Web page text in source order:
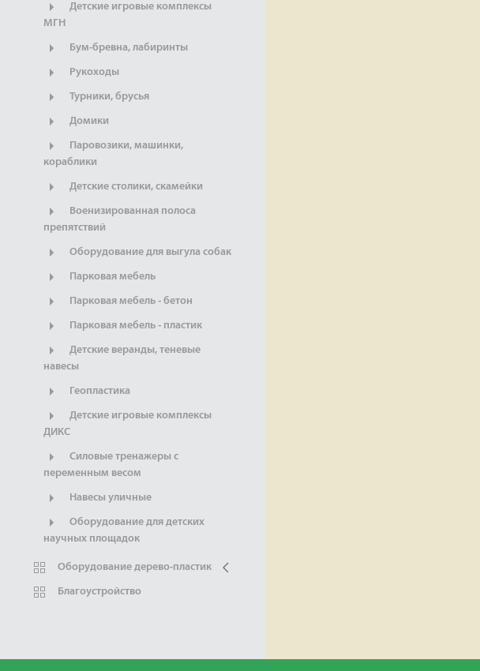
Детские игровые комплексы
МГН
Бум-бревна, лабиринты
Рукоходы
Турники, брусья
Домики
Паровозики, машинки,
кораблики
Детские столики, скамейки
Военизированная полоса
препятствий
Оборудование для выгула собак
Парковая мебель
Парковая мебель - бетон
Парковая мебель - пластик
Детские веранды, теневые
навесы
Геопластика
Детские игровые комплексы
ДИКС
Силовые тренажеры с
переменным весом
Навесы уличные
Оборудование для детских
научных площадок
Оборудование дерево-пластик
Благоустройство